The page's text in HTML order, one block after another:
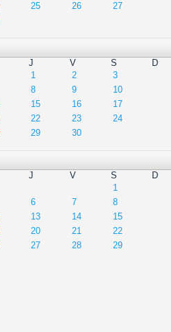
25 26
27
J V S
D
1
2
3
8 9
10
15 16
17
22 23
24
29 30
J V S
D
1
6 7
8
13 14
15
20 21
22
27 28
29